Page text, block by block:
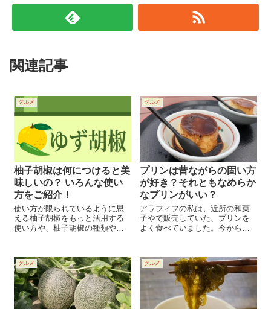
関連記事
グルメ
柚子胡椒は何につけると美
味しいの？ いろんな使い
方をご紹介！
使い方が限られているように思
える柚子胡椒をもっと活用する
使い方や、柚子胡椒の種類やそ
グルメ
プリンは昔ながらの固い方
が好き？それともなめらか
なプリンがいい？
アラフィフの私は、近所の和菓
子やで販売していた、プリンを
よく食べていました。今から４
すきです。小学生のころに、ぷ
っちんプリンが発売されて、お
皿にプリンがでてくるのがおも
しろくて、よく...
グルメ グルメ